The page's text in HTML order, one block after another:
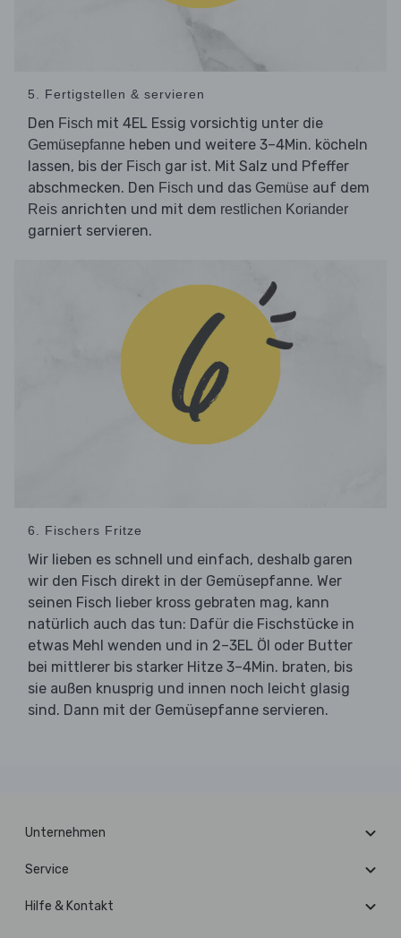
5. Fertigstellen & servieren
Den Fisch mit 4EL Essig vorsichtig unter die
Gemüsepfanne heben und weitere 3–4Min. köcheln
lassen, bis der Fisch gar ist. Mit Salz und Pfeffer
abschmecken. Den Fisch und das Gemüse auf dem
Reis anrichten und mit dem restlichen Koriander
garniert servieren.
6. Fischers Fritze
Wir lieben es schnell und einfach, deshalb garen
wir den Fisch direkt in der Gemüsepfanne. Wer
seinen Fisch lieber kross gebraten mag, kann
natürlich auch das tun: Dafür die Fischstücke in
etwas Mehl wenden und in 2–3EL Öl oder Butter
bei mittlerer bis starker Hitze 3–4Min. braten, bis
sie außen knusprig und innen noch leicht glasig
sind. Dann mit der Gemüsepfanne servieren.
Unternehmen
Service
Hilfe & Kontakt